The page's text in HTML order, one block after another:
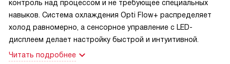
контроль над процессом и не требующее специальных
навыков. Система охлаждения Opti Flow+ распределяет
холод равномерно, а сенсорное управление с LED-
дисплеем делает настройку быстрой и интуитивной.
Читать подробнее